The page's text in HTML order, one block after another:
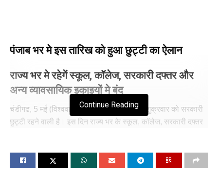
पंजाब भर मे इस तारिख को हुआ छुट्टी का ऐलान
राज्य भर मे रहेगें स्कूल, कॉलेज, सरकारी दफ्तर और
अन्य व्यावसायिक इकाइयों मे बंद
चंडीगढ, 5 मई (विश्ववार्ता) पंजाब भर में 10 मई दिन शुक्रवार को सरकारी
छुट्टी रहने वाली है। इस दिन राज्य भर के स्कूल, कॉलेज, सरकारी दफ्तर
इस कारण इस दिन सरकारी छुट्टी का ऐलान किया गया है। इसके मद्देनजर
Continue Reading